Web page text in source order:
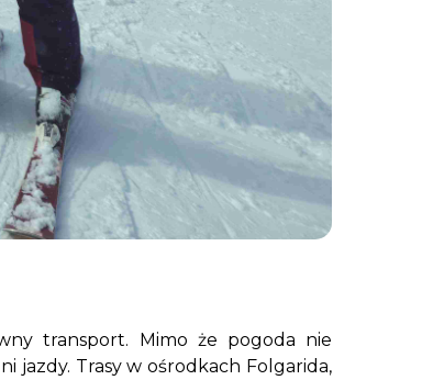
transport. Mimo że pogoda nie
jazdy. Trasy w ośrodkach Folgarida,